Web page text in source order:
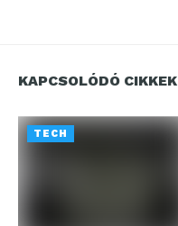
KAPCSOLÓDÓ CIKKEK
TECH